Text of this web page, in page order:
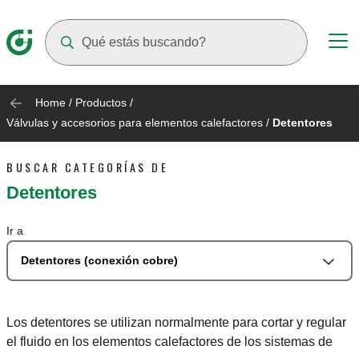
Home / Productos /
Válvulas y accesorios para elementos calefactores / Detentores
BUSCAR CATEGORÍAS DE
Detentores
Ir a
Detentores (conexión cobre)
Los detentores se utilizan normalmente para cortar y regular
el fluido en los elementos calefactores de los sistemas de